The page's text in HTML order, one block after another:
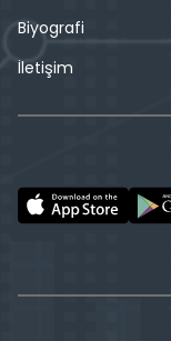
Biyografi
İletişim